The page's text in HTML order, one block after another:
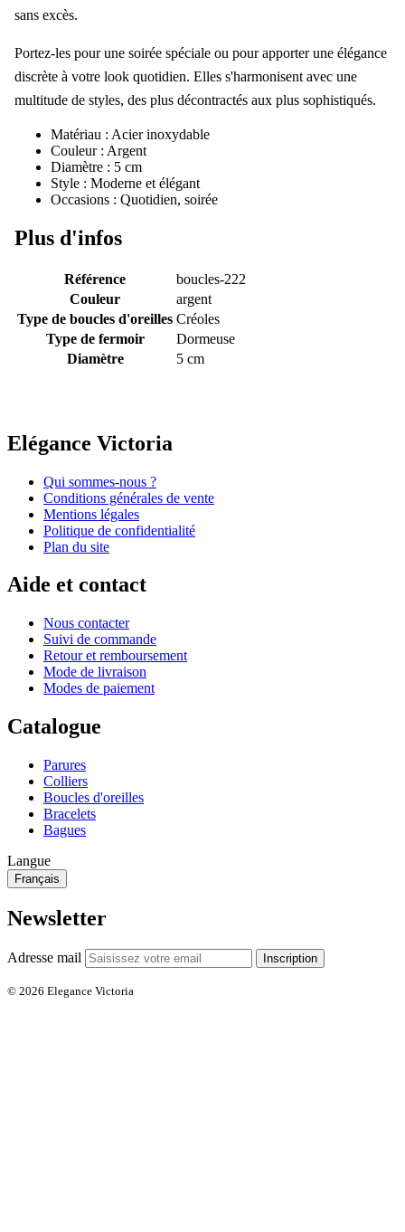
sans excès.
Portez-les pour une soirée spéciale ou pour apporter une élégance
discrète à votre look quotidien. Elles s'harmonisent avec une
multitude de styles, des plus décontractés aux plus sophistiqués.
Matériau : Acier inoxydable
Couleur : Argent
Diamètre : 5 cm
Style : Moderne et élégant
Occasions : Quotidien, soirée
Plus d'infos
Référence
boucles-222
Couleur
argent
Type de boucles d'oreilles Créoles
Type de fermoir
Dormeuse
Diamètre
5 cm
Elégance Victoria
Qui sommes-nous ?
Conditions générales de vente
Mentions légales
Politique de confidentialité
Plan du site
Aide et contact
Nous contacter
Suivi de commande
Retour et remboursement
Mode de livraison
Modes de paiement
Catalogue
Parures
Colliers
Boucles d'oreilles
Bracelets
Bagues
Langue
Français
Newsletter
Adresse mail Inscription
© 2026 Elegance Victoria